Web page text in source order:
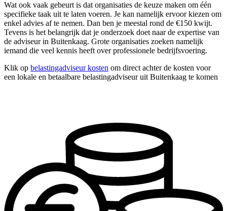
Wat ook vaak gebeurt is dat organisaties de keuze maken om één
specifieke taak uit te laten voeren. Je kan namelijk ervoor kiezen om
enkel advies af te nemen. Dan ben je meestal rond de €150 kwijt.
Tevens is het belangrijk dat je onderzoek doet naar de expertise van
de adviseur in Buitenkaag. Grote organisaties zoeken namelijk
iemand die veel kennis heeft over professionele bedrijfsvoering.
Klik op belastingadviseur kosten om direct achter de kosten voor
een lokale en betaalbare belastingadviseur uit Buitenkaag te komen